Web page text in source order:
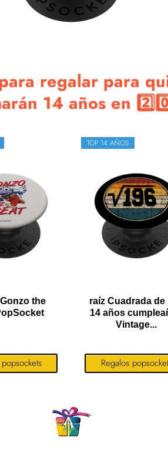
regalar para
14 años en
the
TOP 14 AÑOS
raíz Cuadrada de
14 años
Vintage...
Regalos